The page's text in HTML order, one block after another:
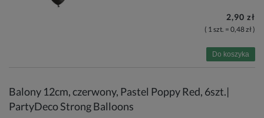
2,90 zł
( 1 szt. = 0,48 zł )
Do koszyka
Balony 12cm, czerwony, Pastel Poppy Red, 6szt.|
PartyDeco Strong Balloons